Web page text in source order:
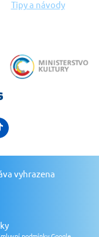
Tipy a návody
vyhrazena